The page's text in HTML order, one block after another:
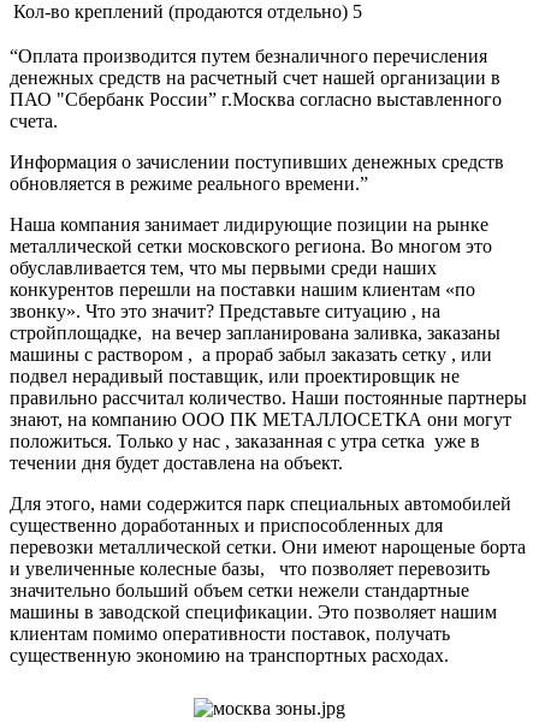
Кол-во креплений (продаются отдельно) 5
“Оплата производится путем безналичного перечисления
денежных средств на расчетный счет нашей организации в
ПАО "Сбербанк России” г.Москва согласно выставленного
счета.
Информация о зачислении поступивших денежных средств
обновляется в режиме реального времени.”
Наша компания занимает лидирующие позиции на рынке
металлической сетки московского региона. Во многом это
обуславливается тем, что мы первыми среди наших
конкурентов перешли на поставки нашим клиентам «по
звонку». Что это значит? Представьте ситуацию , на
стройплощадке, на вечер запланирована заливка, заказаны
машины с раствором , а прораб забыл заказать сетку , или
подвел нерадивый поставщик, или проектировщик не
правильно рассчитал количество. Наши постоянные партнеры
знают, на компанию ООО ПК МЕТАЛЛОСЕТКА они могут
положиться. Только у нас , заказанная с утра сетка уже в
течении дня будет доставлена на объект.
Для этого, нами содержится парк специальных автомобилей
существенно доработанных и приспособленных для
перевозки металлической сетки. Они имеют нарощеные борта
и увеличенные колесные базы, что позволяет перевозить
значительно больший объем сетки нежели стандартные
машины в заводской спецификации. Это позволяет нашим
клиентам помимо оперативности поставок, получать
существенную экономию на транспортных расходах.